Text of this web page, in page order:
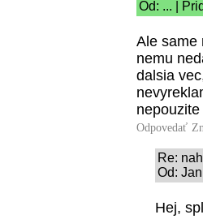
Od: ... |
Ale same
nemu
dalsia
Odpovedať
Re:
Od:
Hej,